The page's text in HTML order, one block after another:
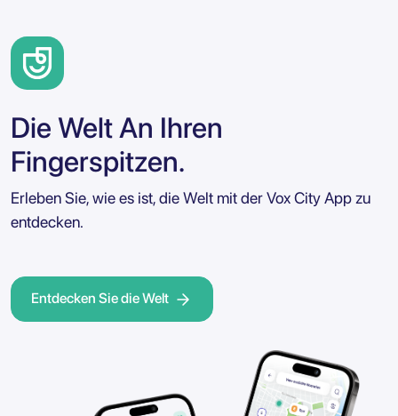
Die Welt An Ihren
Fingerspitzen.
Erleben Sie, wie es ist, die Welt mit der Vox City App zu
entdecken.
Entdecken Sie die Welt